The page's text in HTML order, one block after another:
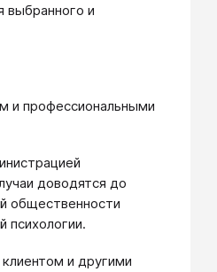
выбранного и
и профессиональными
доводятся до
общественности
психологии.
и другими